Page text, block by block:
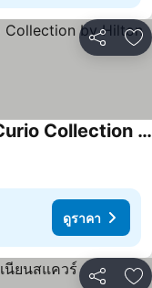
แชร์ เ
Timbri Hotel San Francisco, Curio Collection by Hilton
ดูราคา
แชร์